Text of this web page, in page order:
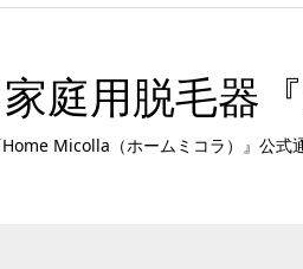
家庭用脱毛器
Micolla（ホームミコラ）』公式